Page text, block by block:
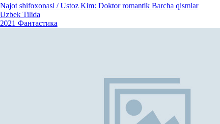
Najot shifoxonasi / Ustoz Kim: Doktor romantik Barcha qismlar
Uzbek Tilida
2021 Фантастика